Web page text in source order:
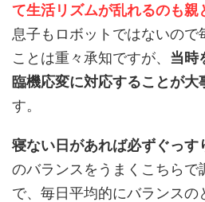
て生活リズムが乱れるのも親
息子もロボットではないので
ことは重々承知ですが、 当時
臨機応変に対応することが大
す。
寝ない日があれば必ずぐっす
のバランスをうまくこちらで
で、毎日平均的にバランスの